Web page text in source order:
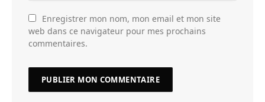
Enregistrer mon nom, mon email et mon site
web dans ce navigateur pour mes prochains
commentaires.